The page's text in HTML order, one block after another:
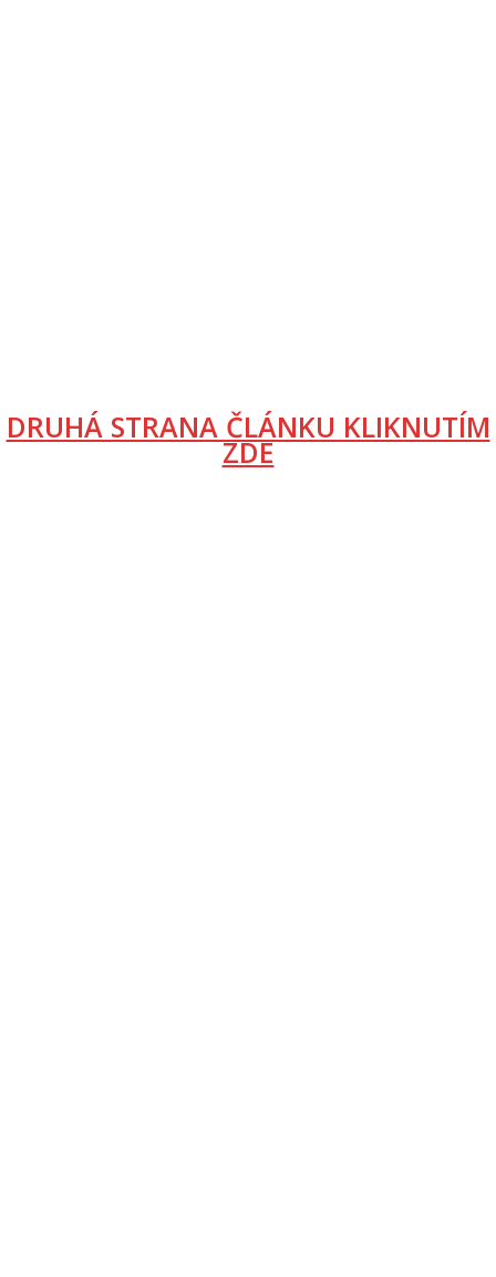
DRUHÁ STRANA ČLÁNKU KLIKNUTÍM
ZDE